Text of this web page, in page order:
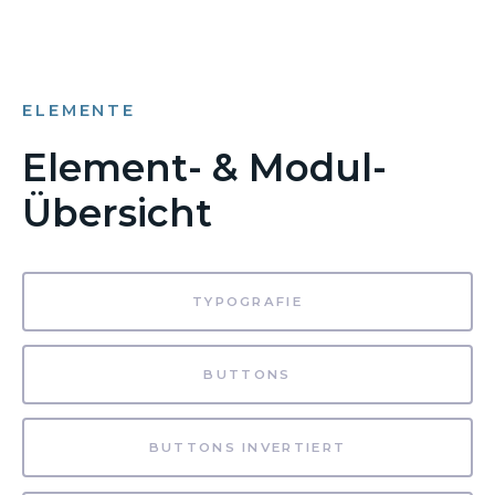
ELEMENTE
Element- & Modul-
Übersicht
TYPOGRAFIE
BUTTONS
BUTTONS INVERTIERT